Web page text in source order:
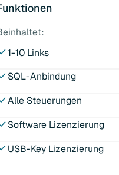
1-10 Links
SQL-Anbindung
Alle Steuerungen
Software Lizenzierung
USB-Key Lizenzierung